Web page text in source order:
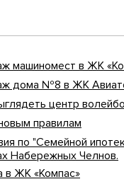
машиномест в ЖК
дома №8 в ЖК
центр
правилам
по "Семейной
Набережных Челнов.
в ЖК «Компас»